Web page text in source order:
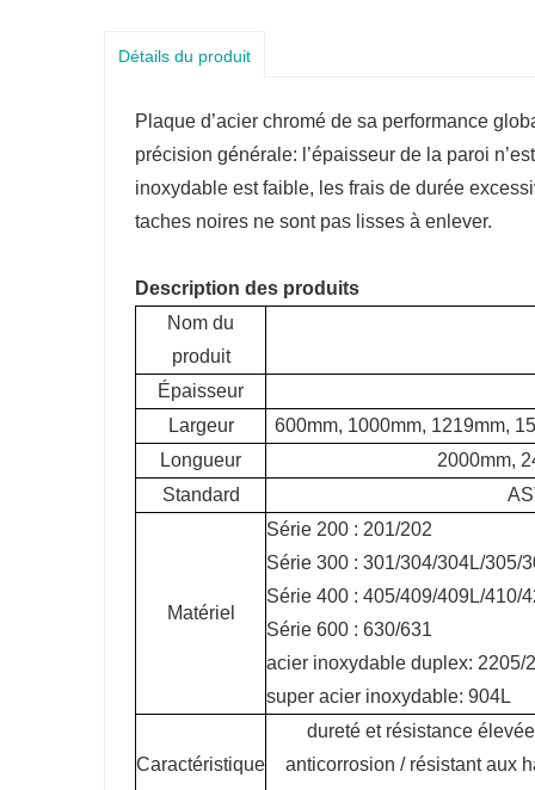
Détails du produit
Plaque d’acier chromé de sa performance
précision générale: l’épaisseur de la paroi
inoxydable est faible, les frais de durée
taches noires ne sont pas lisses à enlever.
Description des produits
Nom du
produit
Épaisseur
Largeur
600mm, 1000mm, 1219mm,
Longueur
2000mm,
Standard
Matériel
Série 200 : 201/202
Série 300 : 301/304/304L/305/
Série 400 : 405/409/409L/410/
Série 600 : 630/631
acier inoxydable duplex: 2205/
super acier inoxydable: 904L
Caractéristique
dureté et résistance
anticorrosion / résistant aux